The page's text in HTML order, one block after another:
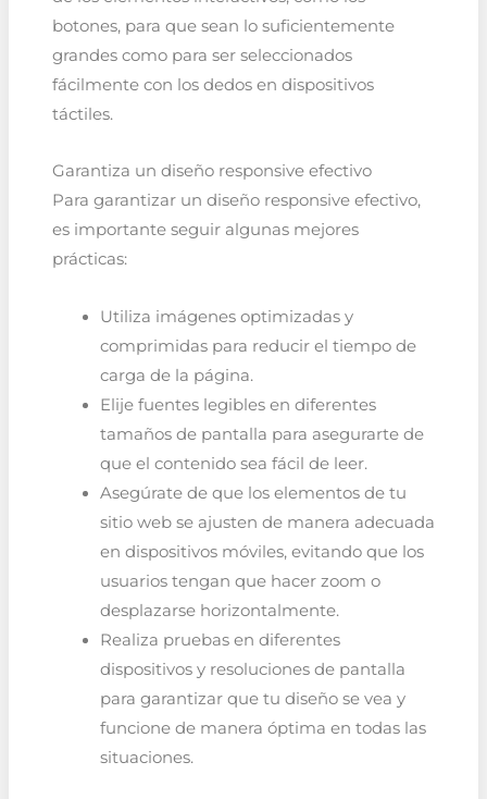
botones, para que sean lo suficientemente
grandes como para ser seleccionados
fácilmente con los dedos en dispositivos
táctiles.
Garantiza un diseño responsive efectivo
Para garantizar un diseño responsive efectivo,
es importante seguir algunas mejores
prácticas:
Utiliza imágenes optimizadas y
comprimidas para reducir el tiempo de
carga de la página.
Elije fuentes legibles en diferentes
tamaños de pantalla para asegurarte de
que el contenido sea fácil de leer.
Asegúrate de que los elementos de tu
sitio web se ajusten de manera adecuada
en dispositivos móviles, evitando que los
usuarios tengan que hacer zoom o
desplazarse horizontalmente.
Realiza pruebas en diferentes
dispositivos y resoluciones de pantalla
para garantizar que tu diseño se vea y
funcione de manera óptima en todas las
situaciones.